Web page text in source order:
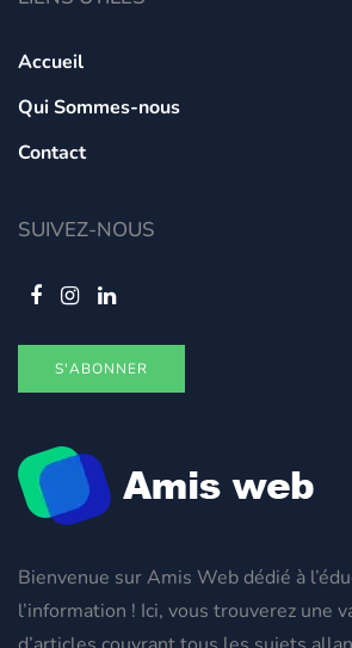
Bienvenue sur Amis Web dédié à
l’information ! Ici, vous trouverez une
Accueil
Qui Sommes-nous
Contact
SUIVEZ-NOUS
S'ABONNER